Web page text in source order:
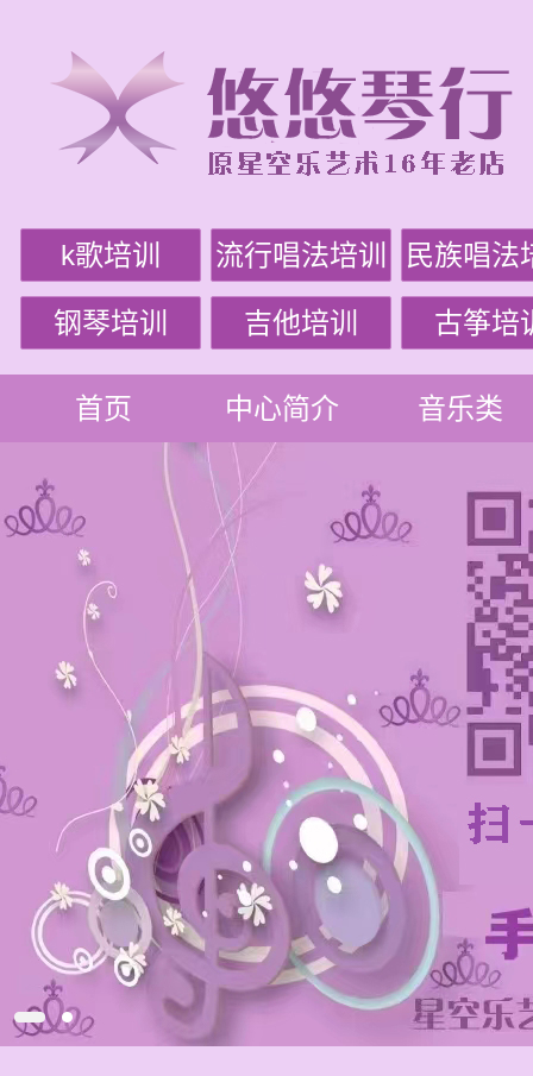
k歌培训 流行唱法培训 民族唱法
钢琴培训 吉他培训 古筝培
首页 中心简介 音乐类